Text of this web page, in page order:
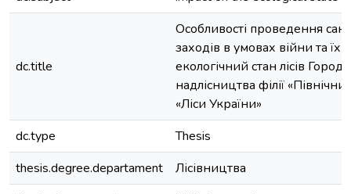
dc.title
Особливості проведення
заходів в умовах війни та їх
екологічний стан лісів
надлісництва філії
«Ліси України»
dc.type
Thesis
thesis.degree.departament
Лісівництва